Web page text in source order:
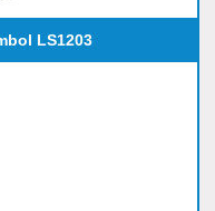
LS1203